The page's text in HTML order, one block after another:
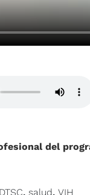
del
DTSC, salud, VIH